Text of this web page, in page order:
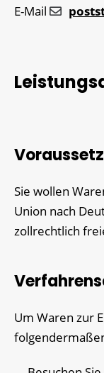
E-Mail
Sie wollen
Union nach
zollrechtlich
Um Waren zur